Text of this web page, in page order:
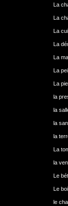
La
La
La
La
La
La
La
la
la
la
la
La
la
Le
Le
le